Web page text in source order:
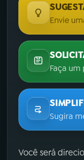
Envie
Faça um
Sugira
Você será